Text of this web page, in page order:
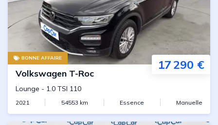
BONNE AFFAIRE 17 290 €
Volkswagen T-Roc
Lounge - 1.0 TSI 110
2021 54553 km Essence Manuelle